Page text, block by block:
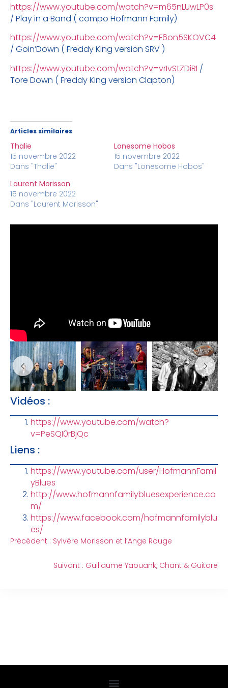
https://www.youtube.com/watch?v=m65nLUwLP0s
/ Play in a Band ( compo Hofmann Family)
https://www.youtube.com/watch?v=F6on5SKOVC4
/ Goin’Down ( Freddy King version SRV )
https://www.youtube.com/watch?v=vrIvStZDiRI /
Tore Down ( Freddy King version Clapton)
Articles similaires
Thalie
15 novembre 2022
Dans "Thalie"
Lonesome Hobos
15 novembre 2022
Dans "Lonesome Hobos"
Laurent Morisson
15 novembre 2022
Dans "Laurent Morisson"
Vidéos :
https://www.youtube.com/watch?
v=PeSQI0rBjQc
Liens :
https://www.youtube.com/user/HofmannFamil
yBlues
http://www.hofmannfamilybluesexperience.co
m/
https://www.facebook.com/hofmannfamilyblu
es/
Précédent : Sylvère Morisson et l’Ange Rouge
Suivant : Guillaume Yaouank, Chant & Guitare